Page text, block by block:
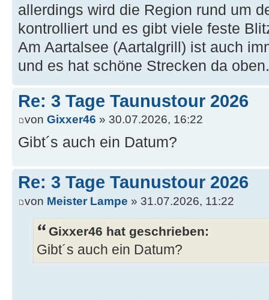
allerdings wird die Region rund um
kontrolliert und es gibt viele feste
Am Aartalsee (Aartalgrill) ist auch
und es hat schöne Strecken da oben.
Re: 3 Tage Taunustour 2026
von Gixxer46 » 30.07.2026, 16:22
Gibt´s auch ein Datum?
Re: 3 Tage Taunustour 2026
von Meister Lampe » 31.07.2026, 11:22
Gixxer46 hat geschrieben:
Gibt´s auch ein Datum?